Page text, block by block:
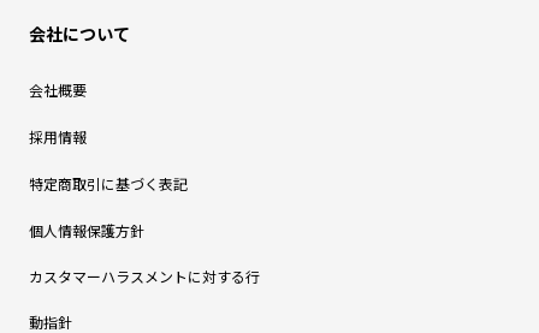
会社について
会社概要
採用情報
特定商取引に基づく表記
個人情報保護方針
カスタマーハラスメントに対する行
動指針